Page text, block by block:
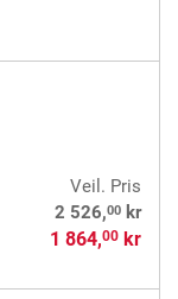
Veil. Pris
2 526,00kr
1 864,00kr